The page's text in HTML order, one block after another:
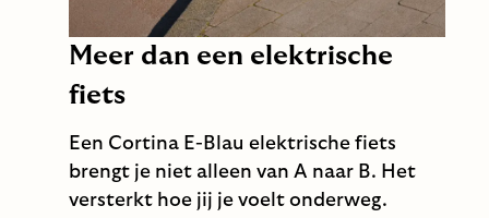
Meer dan een elektrische
fiets
Een Cortina E-Blau elektrische fiets
brengt je niet alleen van A naar B. Het
versterkt hoe jij je voelt onderweg.